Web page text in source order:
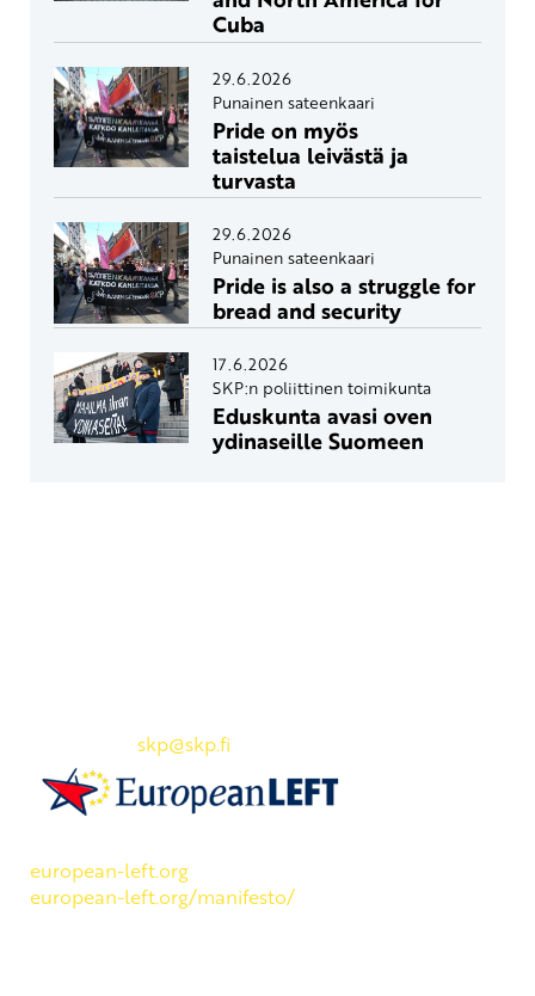
Cuba
29.6.2026
Punainen sateenkaari
Pride on myös
taistelua leivästä ja
turvasta
29.6.2026
Punainen sateenkaari
Pride is also a struggle for
bread and security
17.6.2026
SKP:n poliittinen toimikunta
Eduskunta avasi oven
ydinaseille Suomeen
skp@skp.fi
european-left.org
european-left.org/manifesto/